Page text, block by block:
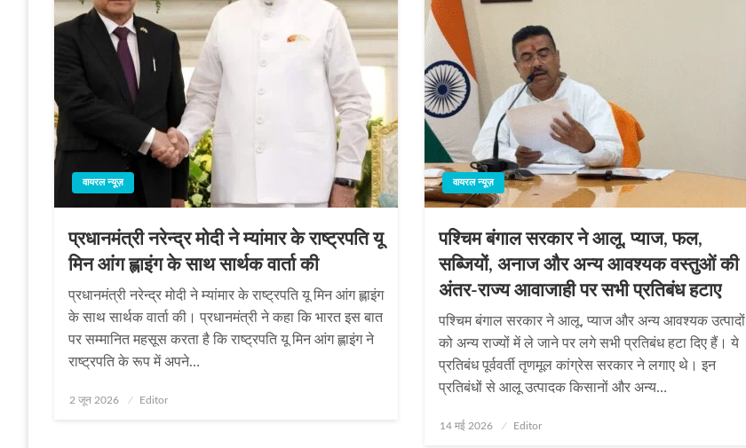
वायरल न्यूज़
प्रधानमंत्री नरेन्द्र मोदी ने म्यांमार के राष्ट्रपति यू
मिन आंग ह्लाइंग के साथ सार्थक वार्ता की
प्रधानमंत्री नरेन्द्र मोदी ने म्यांमार के राष्ट्रपति यू मिन आंग ह्लाइंग
के साथ सार्थक वार्ता की। प्रधानमंत्री ने कहा कि भारत इस बात
पर सम्मानित महसूस करता है कि राष्ट्रपति यू मिन आंग ह्लाइंग ने
राष्ट्रपति के रूप में अपने…
Posted
2 जून 2026 Editor
वायरल न्यूज़
पश्चिम बंगाल सरकार ने आलू, प्याज, फल,
सब्जियों, अनाज और अन्य आवश्यक वस्तुओं की
अंतर-राज्य आवाजाही पर सभी प्रतिबंध हटाए
पश्चिम बंगाल सरकार ने आलू, प्याज और अन्य आवश्यक उत्पादों
को अन्‍य राज्‍यों में ले जाने पर लगे सभी प्रतिबंध हटा दिए हैं। ये
प्रतिबंध पूर्ववर्ती तृणमूल कांग्रेस सरकार ने लगाए थे। इन
प्रतिबंधों से आलू उत्‍पादक किसानों और अन्य…
Posted
14 मई 2026 Editor